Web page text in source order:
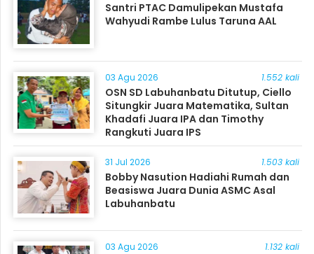
Santri PTAC Damulipekan Mustafa
Wahyudi Rambe Lulus Taruna AAL
03 Agu 2026 1.552 kali
OSN SD Labuhanbatu Ditutup, Ciello
Situngkir Juara Matematika, Sultan
Khadafi Juara IPA dan Timothy
Rangkuti Juara IPS
31 Jul 2026 1.503 kali
Bobby Nasution Hadiahi Rumah dan
Beasiswa Juara Dunia ASMC Asal
Labuhanbatu
03 Agu 2026 1.132 kali